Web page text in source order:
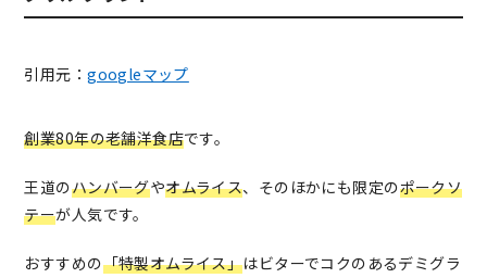
引用元：googleマップ
創業80年の老舗洋食店です。
王道のハンバーグやオムライス、そのほかにも限定のポークソ
テーが人気です。
おすすめの「特製オムライス」はビターでコクのあるデミグラ